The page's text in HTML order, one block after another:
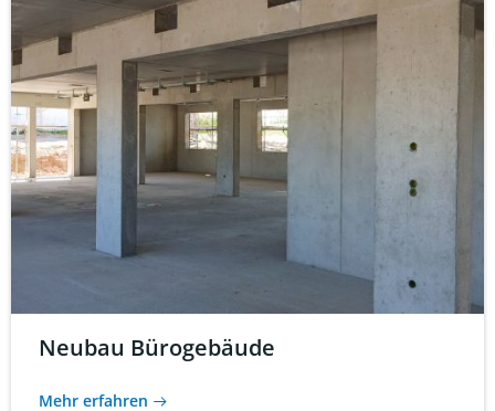
Neubau Bürogebäude
Mehr erfahren